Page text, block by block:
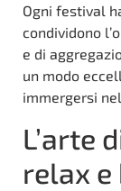
Ogni festival
condividono
e di
un modo
immergersi
L’arte
relax e